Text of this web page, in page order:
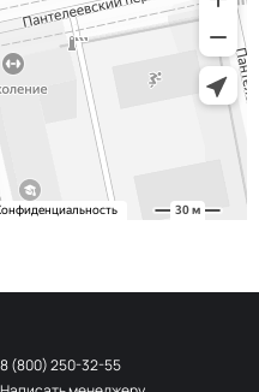
8 (800) 250-32-55